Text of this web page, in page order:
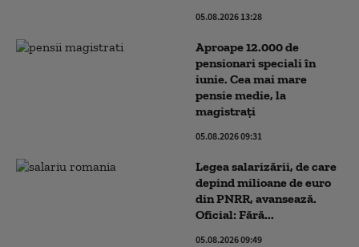
05.08.2026 13:28
Aproape 12.000 de
pensionari speciali în
iunie. Cea mai mare
pensie medie, la
magistrați
05.08.2026 09:31
Legea salarizării, de care
depind milioane de euro
din PNRR, avansează.
Oficial: Fără...
05.08.2026 09:49